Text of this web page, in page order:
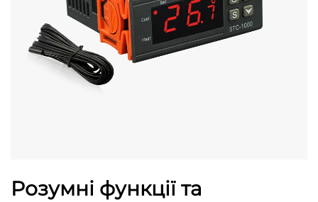
Розумні функції та